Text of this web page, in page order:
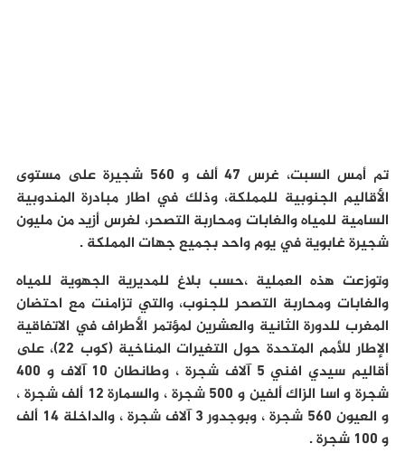
تم أمس السبت، غرس 47 ألف و 560 شجيرة على مستوى
الأقاليم الجنوبية للمملكة، وذلك في اطار مبادرة المندوبية
السامية للمياه والغابات ومحاربة التصحر، لغرس أزيد من مليون
شجيرة غابوية في يوم واحد بجميع جهات المملكة .
وتوزعت هذه العملية ،حسب بلاغ للمديرية الجهوية للمياه
والغابات ومحاربة التصحر للجنوب، والتي تزامنت مع احتضان
المغرب للدورة الثانية والعشرين لمؤتمر الأطراف في الاتفاقية
الإطار للأمم المتحدة حول التغيرات المناخية (كوب 22)، على
أقاليم سيدي افني 5 آلاف شجرة ، وطانطان 10 آلاف و 400
شجرة و اسا الزاك ألفين و 500 شجرة ، والسمارة 12 ألف شجرة ،
و العيون 560 شجرة ، وبوجدور 3 آلاف شجرة ، والداخلة 14 ألف
و 100 شجرة .